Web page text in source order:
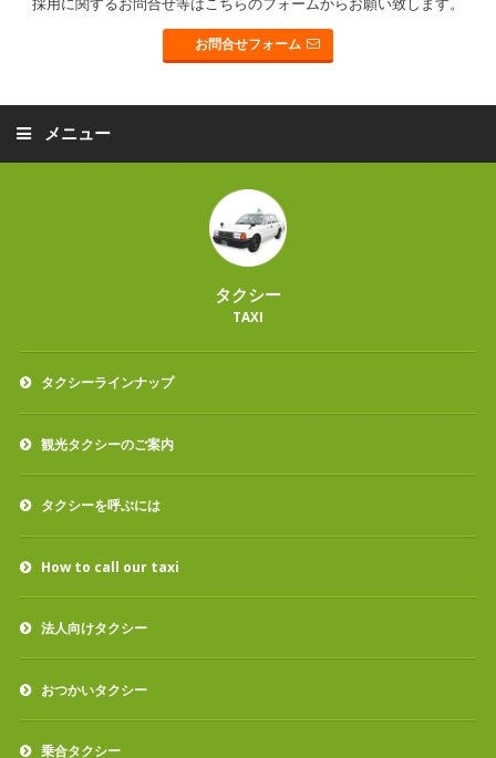
お問合せフォーム
メニュー
タクシー
TAXI
タクシーラインナップ
観光タクシーのご案内
タクシーを呼ぶには
How to call our taxi
法人向けタクシー
おつかいタクシー
乗合タクシー